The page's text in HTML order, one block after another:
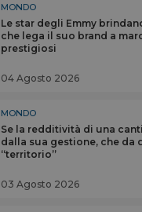
MONDO
Le star degli Emmy
che lega il suo brand a
prestigiosi
04 Agosto 2026
MONDO
Se la redditività di una
dalla sua gestione, che da
“territorio”
03 Agosto 2026